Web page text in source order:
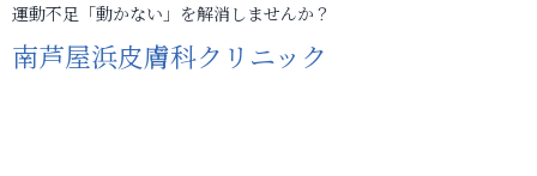
運動不足「動かない」を解消しませんか？
南芦屋浜皮膚科クリニック